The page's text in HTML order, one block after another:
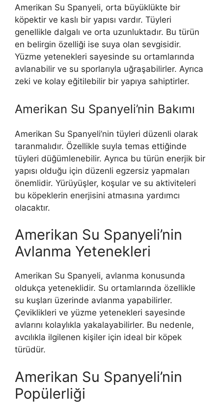
Amerikan Su Spanyeli, orta büyüklükte bir
köpektir ve kaslı bir yapısı vardır. Tüyleri
genellikle dalgalı ve orta uzunluktadır. Bu türün
en belirgin özelliği ise suya olan sevgisidir.
Yüzme yetenekleri sayesinde su ortamlarında
avlanabilir ve su sporlarıyla uğraşabilirler. Ayrıca
zeki ve kolay eğitilebilir bir yapıya sahiptirler.
Amerikan Su Spanyeli’nin Bakımı
Amerikan Su Spanyeli’nin tüyleri düzenli olarak
taranmalıdır. Özellikle suyla temas ettiğinde
tüyleri düğümlenebilir. Ayrıca bu türün enerjik bir
yapısı olduğu için düzenli egzersiz yapmaları
önemlidir. Yürüyüşler, koşular ve su aktiviteleri
bu köpeklerin enerjisini atmasına yardımcı
olacaktır.
Amerikan Su Spanyeli’nin
Avlanma Yetenekleri
Amerikan Su Spanyeli, avlanma konusunda
oldukça yeteneklidir. Su ortamlarında özellikle
su kuşları üzerinde avlanma yapabilirler.
Çeviklikleri ve yüzme yetenekleri sayesinde
avlarını kolaylıkla yakalayabilirler. Bu nedenle,
avcılıkla ilgilenen kişiler için ideal bir köpek
türüdür.
Amerikan Su Spanyeli’nin
Popülerliği